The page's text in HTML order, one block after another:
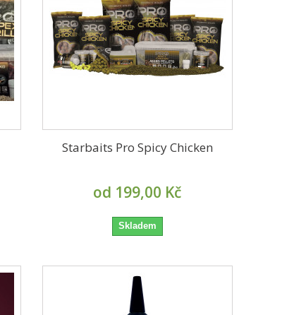
Starbaits Pro Spicy Chicken
od 199,00 Kč
Skladem